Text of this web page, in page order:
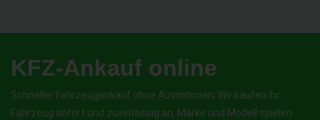
KFZ-Ankauf online
Schneller Fahrzeugankauf ohne Ausnahmen. Wir kaufen Ihr
Fahrzeug sofort und zuverlässig an, Marke und Modell spielen